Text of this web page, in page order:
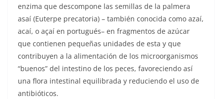
enzima que descompone las semillas de la palmera
asaí (Euterpe precatoria) – también conocida como azaí,
acaí, o açaí en portugués– en fragmentos de azúcar
que contienen pequeñas unidades de esta y que
contribuyen a la alimentación de los microorganismos
“buenos” del intestino de los peces, favoreciendo así
una flora intestinal equilibrada y reduciendo el uso de
antibióticos.